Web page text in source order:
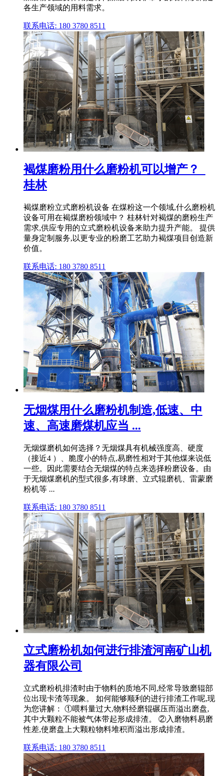
各生产领域的用料需求。
联系电话: 180 3780 8511
褐煤磨粉用什么磨粉机可以增产？_
桂林
褐煤磨粉立式磨粉机设备 在煤粉这一个领域,什么磨粉机
设备可用在褐煤磨粉领域中？ 桂林针对褐煤的磨粉生产
需求,供应专用的立式磨粉机设备来助力提升产能。 提供
量身定制服务,以更专业的粉磨工艺助力褐煤项目创造新
价值。
联系电话: 180 3780 8511
无烟煤用什么磨粉机制造,低速、中
速、高速磨煤机应当 ...
无烟煤磨机如何选择？无烟煤具有机械强度⾼、硬度
（接近4 ）、脆度小的特点,易磨性相对于其他煤来说低
一些。因此需要结合无烟煤的特点来选择粉磨设备。由
于无烟煤磨机的型式很多,有球磨、立式辊磨机、雷蒙磨
粉机等 ...
联系电话: 180 3780 8511
立式磨粉机如何进行排渣河南矿山机
器有限公司
立式磨粉机排渣时由于物料的质地不同,经常导致磨辊部
位出现卡渣等现象。 如何能够顺利的进行排渣工作呢,现
为您讲解： ①喂料量过大,物料经磨辊碾压而溢出磨盘,
其中大颗粒不能被气体带起形成排渣。 ②入磨物料易磨
性差,使磨盘上大颗粒物料堆积而溢出形成排渣。
联系电话: 180 3780 8511